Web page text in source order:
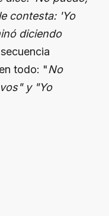
contesta: 'Yo
diciendo
todo: "No
y "Yo